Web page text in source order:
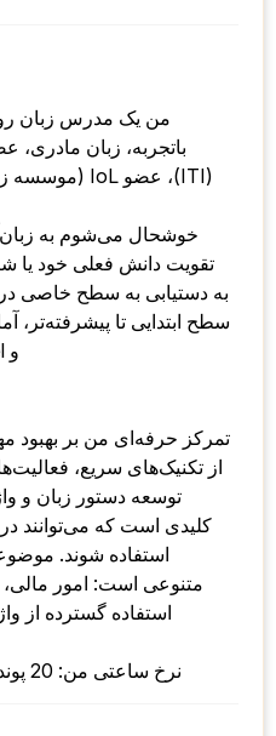
من یک مدرس زبان روسی واجد شرایط (دکترا) و
نرخ ساعتی من: 20 پوند شامل مواد آموزشی است.